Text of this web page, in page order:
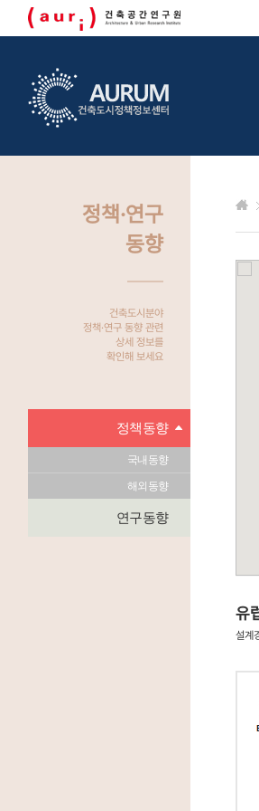
정책·연구
동향
건축도시분야
정책·연구 동향 관련
상세 정보를
확인해 보세요
정책동향
국내동향
해외동향
연구동향
유
설계